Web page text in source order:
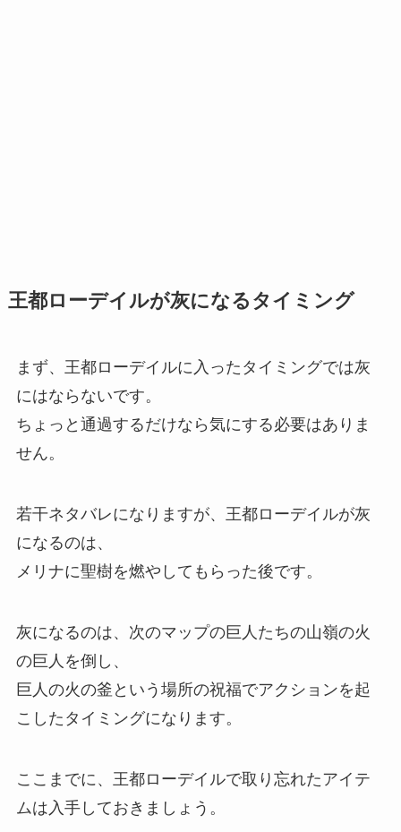
王都ローデイルが灰になるタイミング
まず、王都ローデイルに入ったタイミングでは灰
にはならないです。
ちょっと通過するだけなら気にする必要はありま
せん。
若干ネタバレになりますが、王都ローデイルが灰
になるのは、
メリナに聖樹を燃やしてもらった後です。
灰になるのは、次のマップの巨人たちの山嶺の火
の巨人を倒し、
巨人の火の釜という場所の祝福でアクションを起
こしたタイミングになります。
ここまでに、王都ローデイルで取り忘れたアイテ
ムは入手しておきましょう。